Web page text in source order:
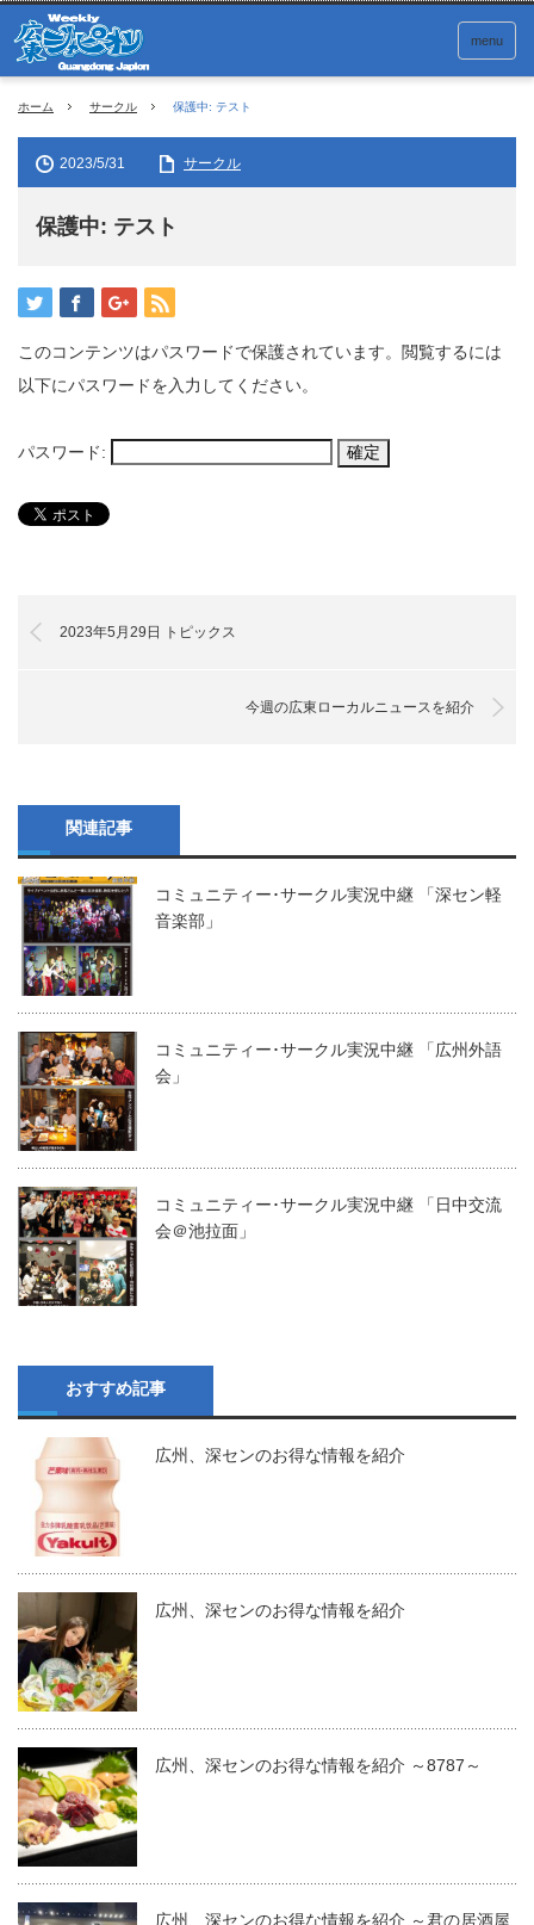
menu
ホーム サークル 保護中: テスト
2023/5/31 サークル
保護中: テスト
このコンテンツはパスワードで保護されています。閲覧するには
以下にパスワードを入力してください。
パスワード:
2023年5月29日 トピックス
今週の広東ローカルニュースを紹介
関連記事
コミュニティー･サークル実況中継 「深セン軽
音楽部」
コミュニティー･サークル実況中継 「広州外語
会」
コミュニティー･サークル実況中継 「日中交流
会＠池拉面」
おすすめ記事
広州、深センのお得な情報を紹介
広州、深センのお得な情報を紹介
広州、深センのお得な情報を紹介 ～8787～
広州、深センのお得な情報を紹介 ～君の居酒屋